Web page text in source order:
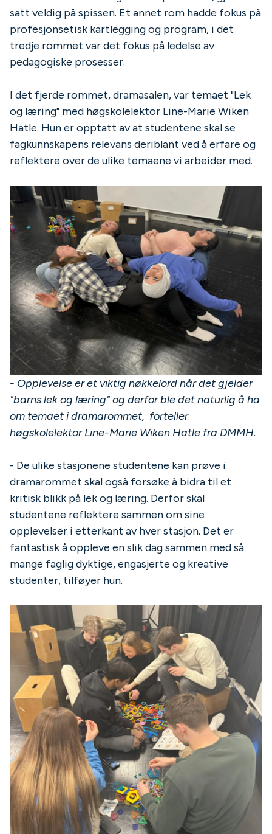
satt veldig på spissen. Et annet rom hadde fokus på
profesjonsetisk kartlegging og program, i det
tredje rommet var det fokus på ledelse av
pedagogiske prosesser.
I det fjerde rommet, dramasalen, var temaet "Lek
og læring" med høgskolelektor Line-Marie Wiken
Hatle. Hun er opptatt av at studentene skal se
fagkunnskapens relevans deriblant ved å erfare og
reflektere over de ulike temaene vi arbeider med.
- Opplevelse er et viktig nøkkelord når det gjelder
"barns lek og læring" og derfor ble det naturlig å ha
om temaet i dramarommet, forteller
høgskolelektor Line-Marie Wiken Hatle fra DMMH.
- De ulike stasjonene studentene kan prøve i
dramarommet skal også forsøke å bidra til et
kritisk blikk på lek og læring. Derfor skal
studentene reflektere sammen om sine
opplevelser i etterkant av hver stasjon. Det er
fantastisk å oppleve en slik dag sammen med så
mange faglig dyktige, engasjerte og kreative
studenter, tilføyer hun.